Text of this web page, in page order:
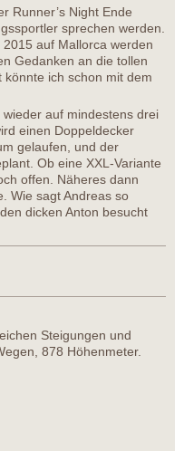
Runner’s Night Ende
sprechen werden.
auf Mallorca werden
Gedanken an die tollen
ich schon mit dem
auf mindestens drei
einen Doppeldecker
gelaufen, und der
Ob eine XXL-Variante
offen. Näheres dann
Wie sagt Andreas so
dicken Anton besucht
Steigungen und
878 Höhenmeter.